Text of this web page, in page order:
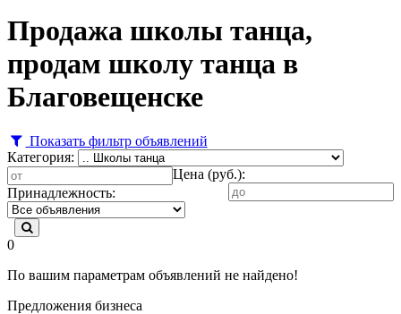
Продажа школы танца,
продам школу танца в
Благовещенске
Показать фильтр объявлений
Категория:
Цена (руб.):
Принадлежность:
0
По вашим параметрам объявлений не найдено!
Предложения бизнеса